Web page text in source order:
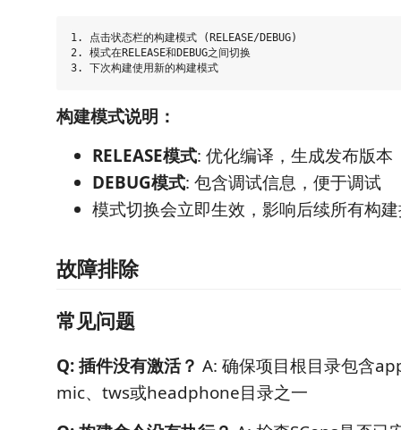
1. 点击状态栏的构建模式 (RELEASE/DEBUG)
2. 模式在RELEASE和DEBUG之间切换
构建模式说明：
RELEASE模式: 优化编译，生成发布版本
DEBUG模式: 包含调试信息，便于调试
模式切换会立即生效，影响后续所有构
故障排除
常见问题
Q: 插件没有激活？ A: 确保项目根目录包含
mic、tws或headphone目录之一